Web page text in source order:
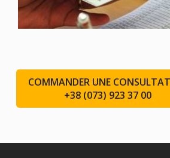
COMMANDER UNE
+38 (073) 923 37 00